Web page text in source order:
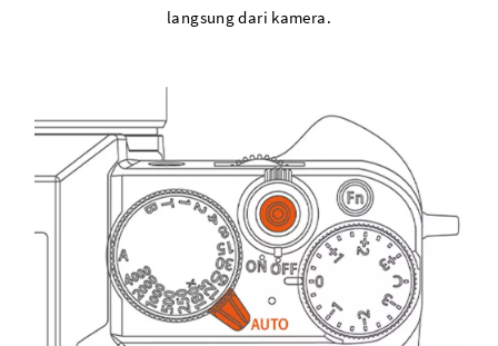
langsung dari kamera.